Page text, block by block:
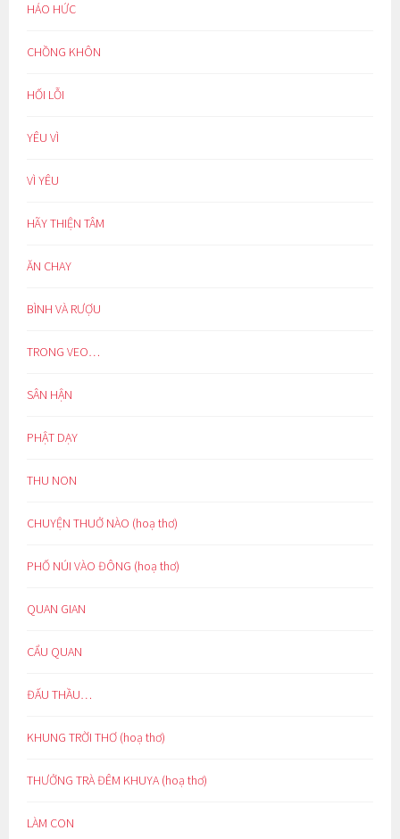
HÁO HỨC
CHỒNG KHÔN
HỐI LỖI
YÊU VÌ
VÌ YÊU
HÃY THIỆN TÂM
ĂN CHAY
BÌNH VÀ RƯỢU
TRONG VEO…
SÂN HẬN
PHẬT DẠY
THU NON
CHUYỆN THUỞ NÀO (hoạ thơ)
PHỐ NÚI VÀO ĐÔNG (hoạ thơ)
QUAN GIAN
CẨU QUAN
ĐẤU THẦU…
KHUNG TRỜI THƠ (hoạ thơ)
THƯỞNG TRÀ ĐÊM KHUYA (hoạ thơ)
LÀM CON